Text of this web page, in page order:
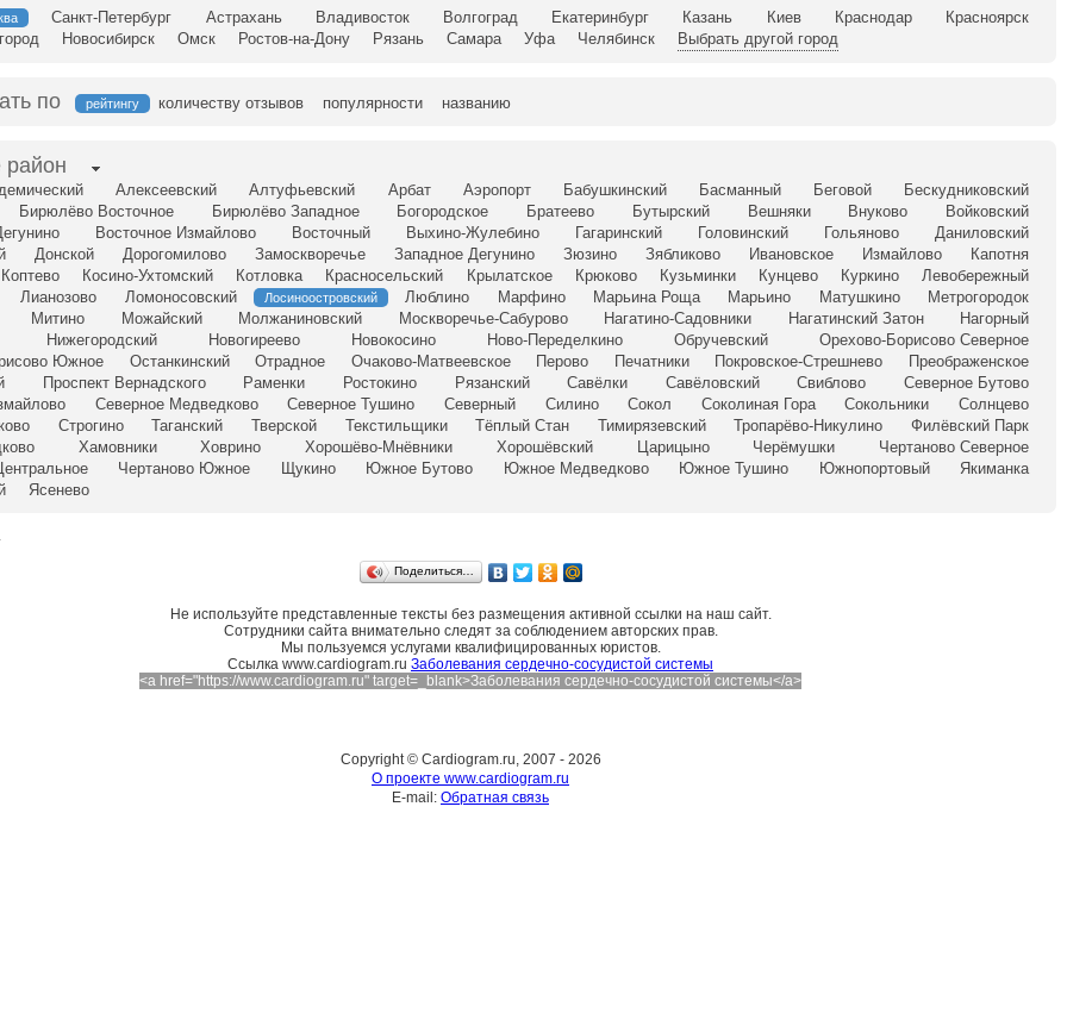
Санкт-Петербург Астрахань Владивосток Волгоград Екатеринбург Казань Киев Краснодар
Красноярск
Новосибирск Омск Ростов-на-Дону Рязань Самара Уфа Челябинск Выбрать другой город
по рейтингу количеству отзывов популярности названию
район
Алексеевский Алтуфьевский Арбат Аэропорт Бабушкинский Басманный Беговой
Бескудниковский
Бирюлёво Восточное Бирюлёво Западное Богородское Братеево Бутырский Вешняки Внуково
Войковский
Восточное Измайлово Восточный Выхино-Жулебино Гагаринский Головинский Гольяново
Даниловский
Донской Дорогомилово Замоскворечье Западное Дегунино Зюзино Зябликово Ивановское Измайлово
Капотня
Коптево Косино-Ухтомский Котловка Красносельский Крылатское Крюково Кузьминки Кунцево Куркино
Левобережный
Лианозово Ломоносовский Лосиноостровский Люблино Марфино Марьина Роща Марьино Матушкино
Метрогородок
Митино Можайский Молжаниновский Москворечье-Сабурово Нагатино-Садовники Нагатинский Затон
Нагорный
Нижегородский Новогиреево Новокосино Ново-Переделкино Обручевский
Орехово-Борисово Северное
Южное
Останкинский Отрадное Очаково-Матвеевское Перово Печатники Покровское-Стрешнево
Преображенское
Проспект Вернадского Раменки Ростокино Рязанский Савёлки Савёловский Свиблово
Северное Бутово
Северное Медведково Северное Тушино Северный Силино Сокол Соколиная Гора Сокольники
Солнцево
Строгино Таганский Тверской Текстильщики Тёплый Стан Тимирязевский Тропарёво-Никулино
Филёвский Парк
Хамовники Ховрино Хорошёво-Мнёвники Хорошёвский Царицыно Черёмушки
Чертаново Северное
Чертаново Южное Щукино Южное Бутово Южное Медведково Южное Тушино Южнопортовый
Якиманка
Ясенево
Поделиться…
Не используйте представленные тексты без размещения активной ссылки на наш сайт.
Сотрудники сайта внимательно следят за соблюдением авторских прав.
Мы пользуемся услугами квалифицированных юристов.
Cсылка www.cardiogram.ru Заболевания сердечно-сосудистой системы
<a href="https://www.cardiogram.ru" target=_blank>Заболевания сердечно-сосудистой системы</a>
Copyright © Cardiogram.ru, 2007 - 2026
О проекте www.cardiogram.ru
E-mail: Обратная связь